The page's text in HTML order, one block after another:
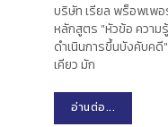
บริษัท เรียล พร็อพเพ
หลักสูตร "หัวข้อ ความ
ดำเนินการขึ้นบังคับค
เคียว มัก
อ่านต่อ...